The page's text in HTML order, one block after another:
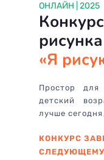
ОНЛАЙН | 2025
рисунка
«Я
Простор для
детский
лучше
КОНКУРС